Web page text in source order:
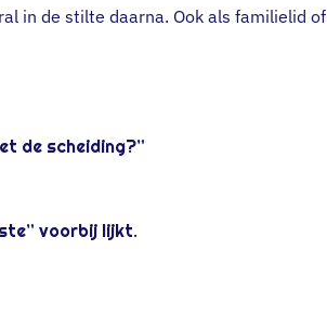
in de stilte daarna. Ook als familielid of
de scheiding?”
voorbij lijkt.